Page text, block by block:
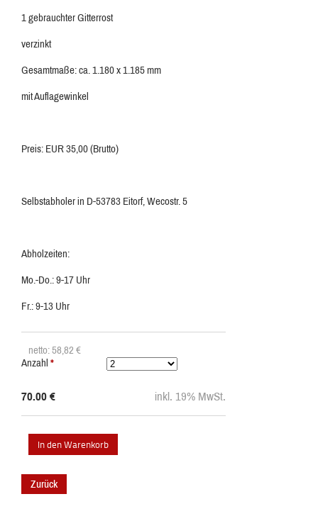
1 gebrauchter Gitterrost
verzinkt
Gesamtmaße: ca. 1.180 x 1.185 mm
mit Auflagewinkel
Preis: EUR 35,00 (Brutto)
Selbstabholer in D-53783 Eitorf, Wecostr. 5
Abholzeiten:
Mo.-Do.: 9-17 Uhr
Fr.: 9-13 Uhr
netto: 58,82 €
Anzahl *
70.00 € inkl. 19% MwSt.
Zurück